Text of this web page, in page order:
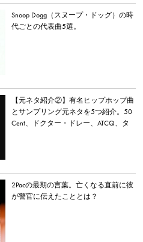
Snoop Dogg（スヌープ・ドッグ）の時
代ごとの代表曲5選。
【元ネタ紹介②】有名ヒップホップ曲
とサンプリング元ネタを5つ紹介。50
Cent、ドクター・ドレー、ATCQ、タ
2Pacの最期の言葉。亡くなる直前に彼
が警官に伝えたこととは？